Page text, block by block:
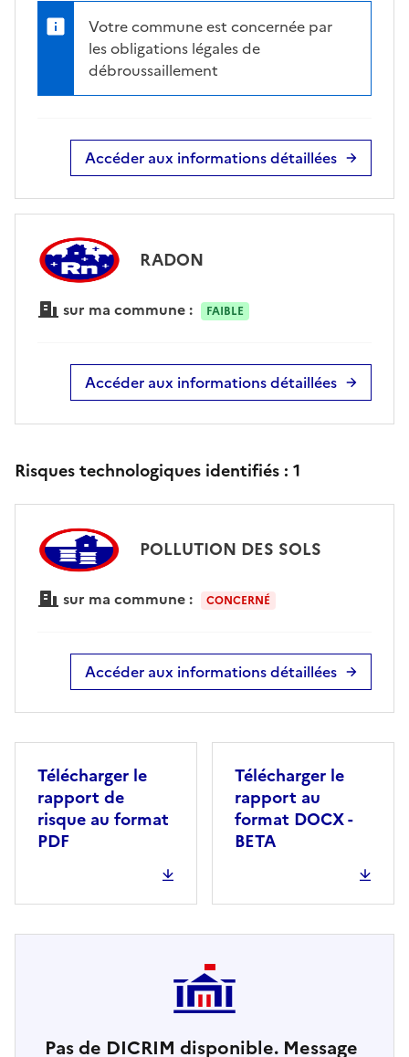
Votre commune est concernée par
les obligations légales de
débroussaillement
Accéder aux informations détaillées
RADON
sur ma commune : FAIBLE
Accéder aux informations détaillées
Risques technologiques identifiés : 1
POLLUTION DES SOLS
sur ma commune : CONCERNÉ
Accéder aux informations détaillées
Télécharger le
rapport de
risque au format
PDF
Télécharger le
rapport au
format DOCX -
BETA
Pas de DICRIM disponible. Message